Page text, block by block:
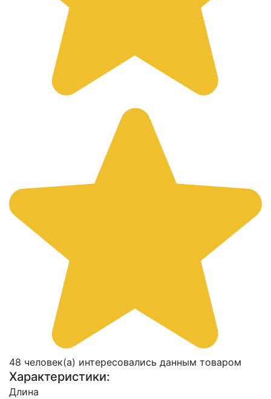
48 человек(а) интересовались данным товаром
Характеристики:
Длина